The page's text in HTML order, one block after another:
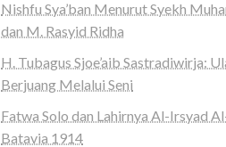
Nishfu Sya’ban Menurut Syekh
dan M. Rasyid Ridha
H. Tubagus Sjoe’aib Sastradiwirja:
Berjuang Melalui Seni
Fatwa Solo dan Lahirnya Al-Irsyad
Batavia 1914